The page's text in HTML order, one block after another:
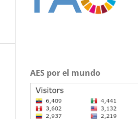
AES por el mundo